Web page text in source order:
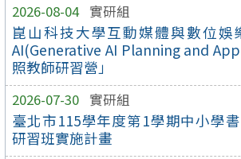
2026-08-04 實研組
崑山科技大學互動媒體與數位娛
AI(Generative AI Planning and
照教師研習營」
2026-07-30 實研組
臺北市115學年度第1學期中小學
研習班實施計畫